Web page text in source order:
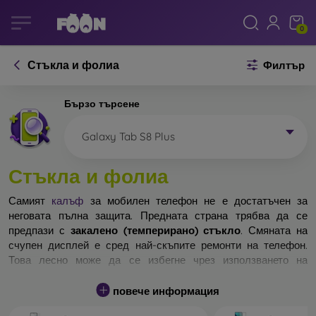
0
Стъкла и фолиа Филтър
Бързо търсене
Galaxy Tab S8 Plus
Стъкла и фолиа
Самият калъф за мобилен телефон не е достатъчен за
неговата пълна защита. Предната страна трябва да се
предпази с закалено (темперирано) стъкло. Смяната на
счупен дисплей е сред най-скъпите ремонти на телефон.
Това лесно може да се избегне чрез използването на
Неразбиваемо стъкло за телефон не съществува, но при
повече информация